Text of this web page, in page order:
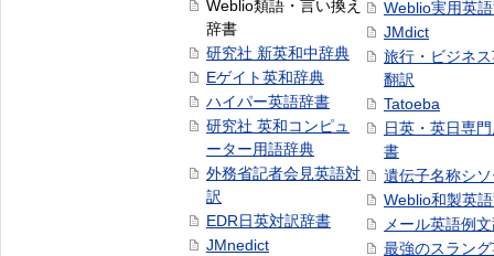
Weblio類語・言い換え
辞書
研究社 新英和中辞典
Eゲイト英和辞典
ハイパー英語辞書
研究社 英和コンピュ
ーター用語辞典
外務省記者会見英語対
訳
EDR日英対訳辞書
JMnedict
Weblio実用英
JMdict
旅行・ビジネ
翻訳
Tatoeba
日英・英日専
書
遺伝子名称シ
Weblio和製英
メール英語例
最強のスラン